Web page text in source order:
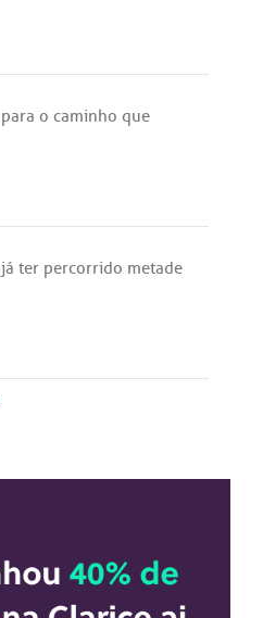
para o caminho que
já ter percorrido metade